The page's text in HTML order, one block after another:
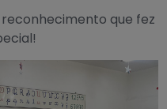
que fez